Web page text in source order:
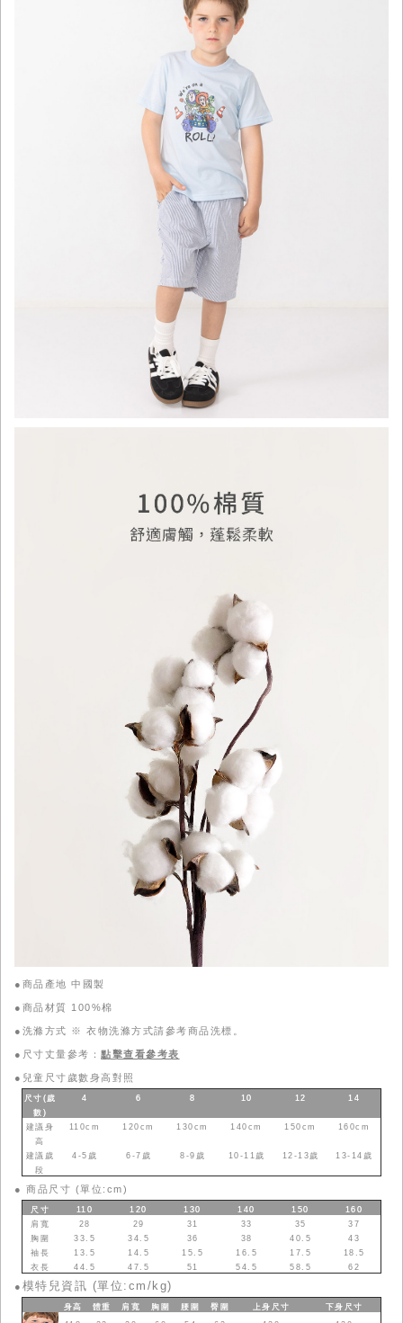
●商品產地 中國製
●商品材質 100%棉
●洗滌方式 ※ 衣物洗滌方式請參考商品洗標。
●尺寸丈量參考： 點擊查看參考表
● 兒童尺寸歲數身高對照
尺寸(歲
數 )
4 6 8 10 12 14
建議身
高
110cm 120cm 130cm 140cm 150cm 160cm
建議歲
段
4-5歲 6-7歲 8-9歲 10-11歲 12-13歲 13-14歲
● 商品尺寸 (單位:cm)
尺寸 110 120 130 140 150
160
肩寬
28 29 31 33 35
37
胸圍
33.5 34.5 36 38 40.5
43
袖長
13.5 14.5 15.5 16.5 17.5
18.5
衣長
44.5 47.5 51 54.5 58.5 62
● 模特兒資訊 (單位:cm/kg)
身高 體重 肩寬 胸圍 腰圍 臀圍 上身 尺寸 下身 尺寸